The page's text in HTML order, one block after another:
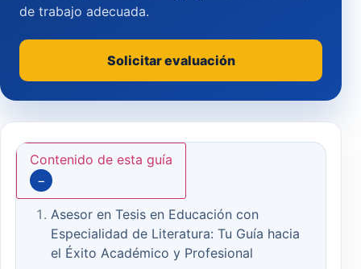
Contenido de esta guía
−
Asesor en Tesis en Educación con
Especialidad de Literatura: Tu Guía hacia
el Éxito Académico y Profesional
de trabajo adecuada.
Solicitar evaluación